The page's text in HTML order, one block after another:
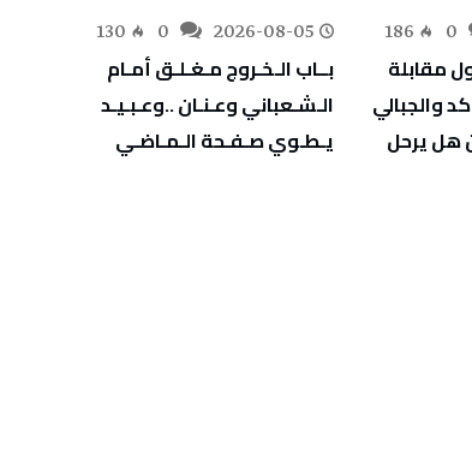
186
2026-08-05
130
‬يـطـوي‭ ‬صـفـحة‭ ‬الـمـاضـي